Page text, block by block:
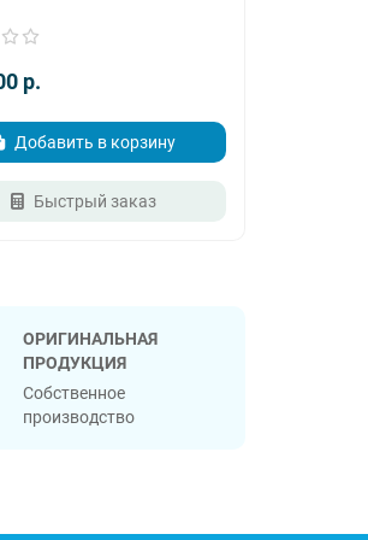
p.
Добавить в корзину
Быстрый заказ
ОРИГИНАЛЬНАЯ
ПРОДУКЦИЯ
Собственное
производство